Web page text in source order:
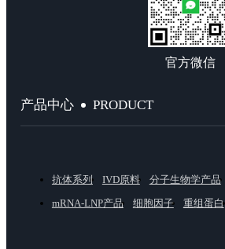
官方微信
产品中心 PRODUCT
抗体系列 IVD原料 分子生物学产品
mRNA-LNP产品
细胞因子 重组蛋白